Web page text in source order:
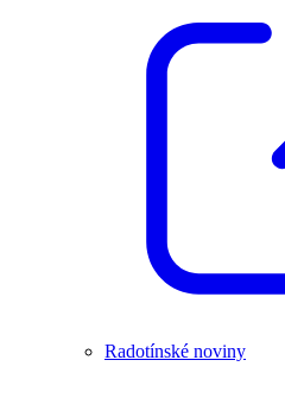
Radotínské noviny